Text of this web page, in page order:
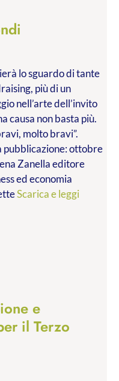
lo sguardo di tante
più di un
nell’arte dell’invito
causa non basta più.
molto bravi”.
pubblicazione: ottobre
Zanella editore
ed economia
Scarica e leggi
e
il Terzo